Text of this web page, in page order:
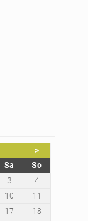
>
SamstagSonntag
3
4
10
11
17
18